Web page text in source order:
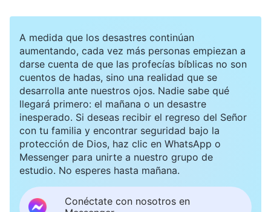
verdad, si pueden conducir a la gente a la
realidad de la verdad. Este trabajo es el más
crucial y esencial. Si son incapaces de hacer
este trabajo real, no importa lo bueno que sea
su calibre, el talento que tengan, lo capaces que
sean de soportar las dificultades y pagar un
precio, no dejan de ser falsos líderes. Algunas
personas dicen: ‘Olvida que no han hecho
ningún trabajo real. Tienen un buen calibre y
son capaces. Entrénalos durante un tiempo y
seguro que son capaces de hacer un trabajo
A medida que los desastres continúan
aumentando, cada vez más personas empiezan a
darse cuenta de que las profecías bíblicas no son
cuentos de hadas, sino una realidad que se
desarrolla ante nuestros ojos. Nadie sabe qué
llegará primero: el mañana o un desastre
inesperado. Si deseas recibir el regreso del Señor
con tu familia y encontrar seguridad bajo la
protección de Dios, haz clic en WhatsApp o
Messenger para unirte a nuestro grupo de
estudio. No esperes hasta mañana.
Conéctate con nosotros en